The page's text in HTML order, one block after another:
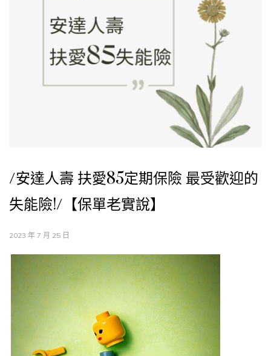
/安達人壽 扶愛85定期保險 最受歡迎的
失能險!/【保單老實說】
2023 年 7 月 25 日